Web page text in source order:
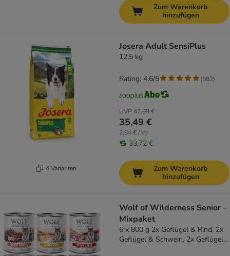
Zum Warenkorb
hinzufügen
4 Varianten
Josera Adult SensiPlus
12,5 kg
UVP 47,99 €
35,49 €
2,84 € / kg
33,72 €
Rating: 4.6/5 (682)
Zum Warenkorb
hinzufügen
Wolf of Wilderness Senior -
Mixpaket
6 x 800 g 2x Geflügel & Rind, 2x
Geflügel & Schwein, 2x Geflügel